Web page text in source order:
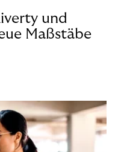
und
Maßstäbe